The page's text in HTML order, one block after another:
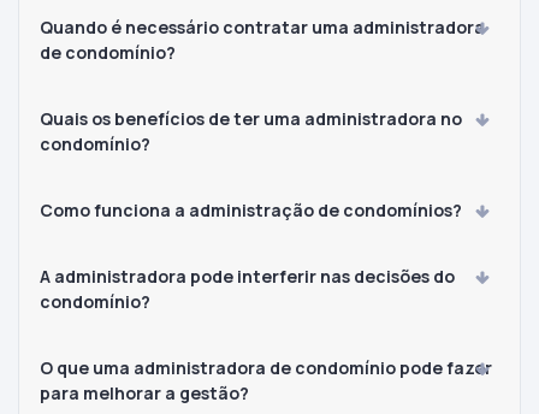
Quando é necessário contratar uma administradora
de condomínio?
Quais os benefícios de ter uma administradora no
condomínio?
Como funciona a administração de condomínios?
A administradora pode interferir nas decisões do
condomínio?
O que uma administradora de condomínio pode fazer
para melhorar a gestão?